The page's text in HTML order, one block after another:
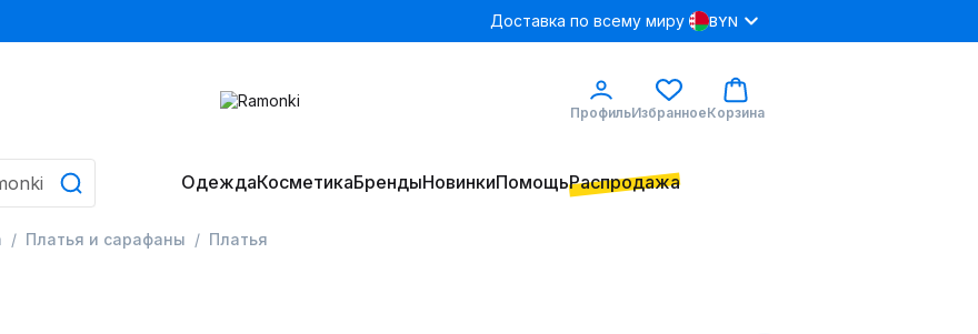
Доставка по всему миру BYN
ПрофильИзбранноеКорзина
ОдеждаКосметикаБрендыНовинкиПомощьРаспродажа
Платья и сарафаны Платья